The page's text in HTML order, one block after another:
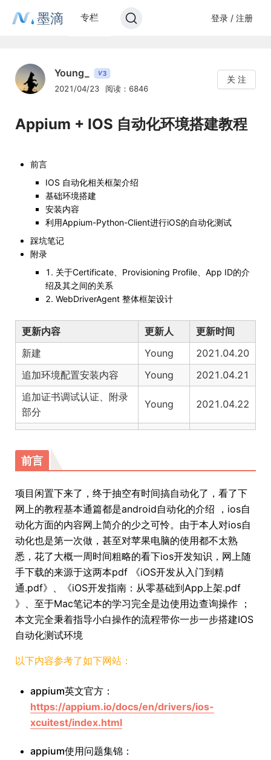
墨滴 专栏 登录 / 注册
Young_ V3
2021/04/23 阅读：6846
关 注
Appium + IOS 自动化环境搭建教程
前言
IOS 自动化相关框架介绍
基础环境搭建
安装内容
利用Appium-Python-Client进行iOS的自动化测试
踩坑笔记
附录
1. 关于Certificate、Provisioning Profile、App ID的介
绍及其之间的关系
2. WebDriverAgent 整体框架设计
更新内容 更新人
更新时间
新建
Young
2021.04.20
追加环境配置安装内容
Young
2021.04.21
追加证书调试认证、附录
部分
Young 2021.04.22
前言
项目闲置下来了，终于抽空有时间搞自动化了，看了下
网上的教程基本通篇都是android自动化的介绍 ，ios自
动化方面的内容网上简介的少之可怜。由于本人对ios自
动化也是第一次做，甚至对苹果电脑的使用都不太熟
悉，花了大概一周时间粗略的看下ios开发知识，网上随
手下载的来源于这两本pdf 《iOS开发从入门到精
通.pdf》、《iOS开发指南：从零基础到App上架.pdf
》、至于Mac笔记本的学习完全是边使用边查询操作 ；
本文完全秉着指导小白操作的流程带你一步一步搭建IOS
自动化测试环境
以下内容参考了如下网站：
appium英文官方：
https://appium.io/docs/en/drivers/ios-
xcuitest/index.html
appium使用问题集锦：